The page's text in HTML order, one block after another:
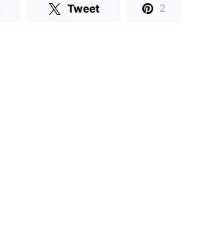
Tweet 2